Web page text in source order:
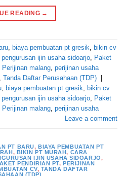
READING →
, biaya pembuatan pt gresik, bikin cv
ijin usaha sidoarjo, Paket
Perijinan malang, perijinan usaha
Tanda Daftar Perusahaan (TDP)
, biaya pembuatan pt gresik, bikin cv
ijin usaha sidoarjo, Paket
Perijinan malang, perijinan usaha
Leave a comment
PT BARU, BIAYA PEMBUATAN PT
, BIKIN PT MURAH, CARA
IJIN USAHA SIDOARJO,
PENDIRIAN PT,PERIJINAN
CV, TANDA DAFTAR
(TDP)